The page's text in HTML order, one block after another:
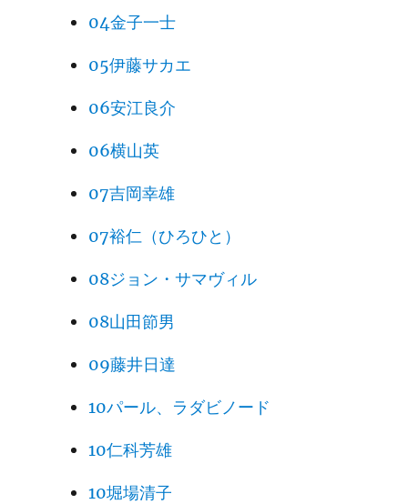
04金子一士
05伊藤サカエ
06安江良介
06横山英
07吉岡幸雄
07裕仁（ひろひと）
08ジョン・サマヴィル
08山田節男
09藤井日達
10パール、ラダビノード
10仁科芳雄
10堀場清子